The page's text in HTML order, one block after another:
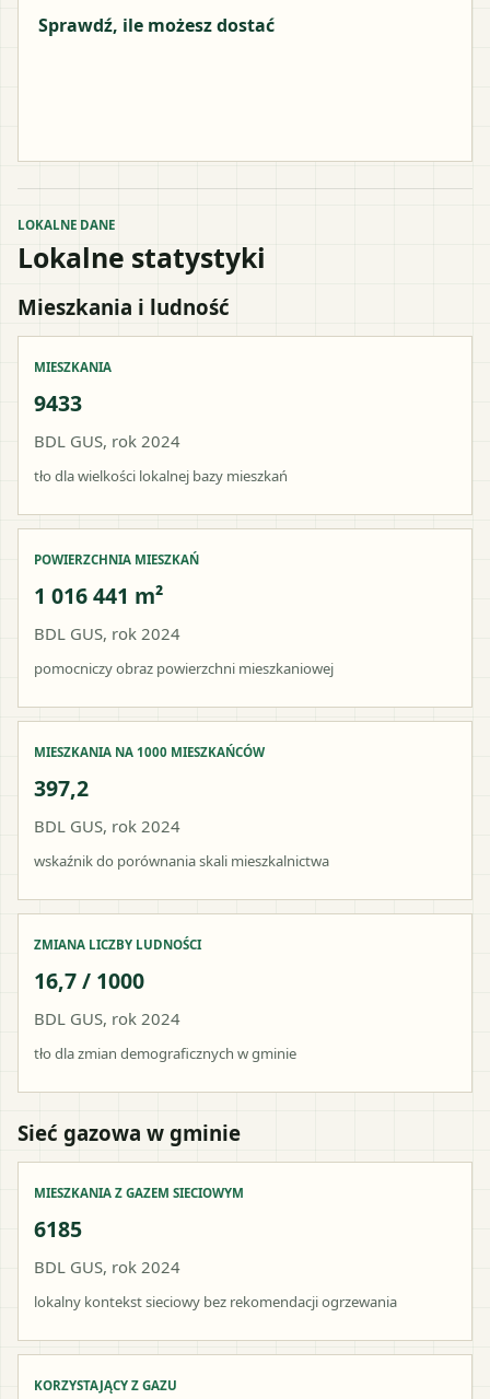
Sprawdź, ile możesz dostać
LOKALNE DANE
Lokalne statystyki
Mieszkania i ludność
MIESZKANIA
9433
BDL GUS, rok 2024
tło dla wielkości lokalnej bazy mieszkań
POWIERZCHNIA MIESZKAŃ
1 016 441 m²
BDL GUS, rok 2024
pomocniczy obraz powierzchni mieszkaniowej
MIESZKANIA NA 1000 MIESZKAŃCÓW
397,2
BDL GUS, rok 2024
wskaźnik do porównania skali mieszkalnictwa
ZMIANA LICZBY LUDNOŚCI
16,7 / 1000
BDL GUS, rok 2024
tło dla zmian demograficznych w gminie
Sieć gazowa w gminie
MIESZKANIA Z GAZEM SIECIOWYM
6185
BDL GUS, rok 2024
lokalny kontekst sieciowy bez rekomendacji ogrzewania
KORZYSTAJĄCY Z GAZU